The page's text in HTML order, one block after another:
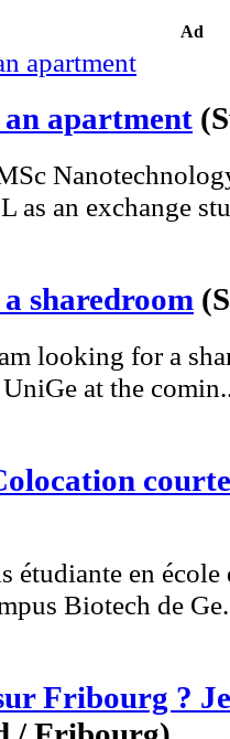
Ad
apartment
as an exchange
sharedroom
looking for a
at the
étudiante en
Biotech de
Fribourg ?